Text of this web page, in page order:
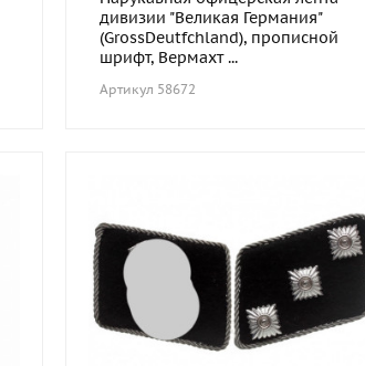
дивизии "Великая Германия"
(GrossDeutfchland), прописной
шрифт, Вермахт ...
Артикул 58672